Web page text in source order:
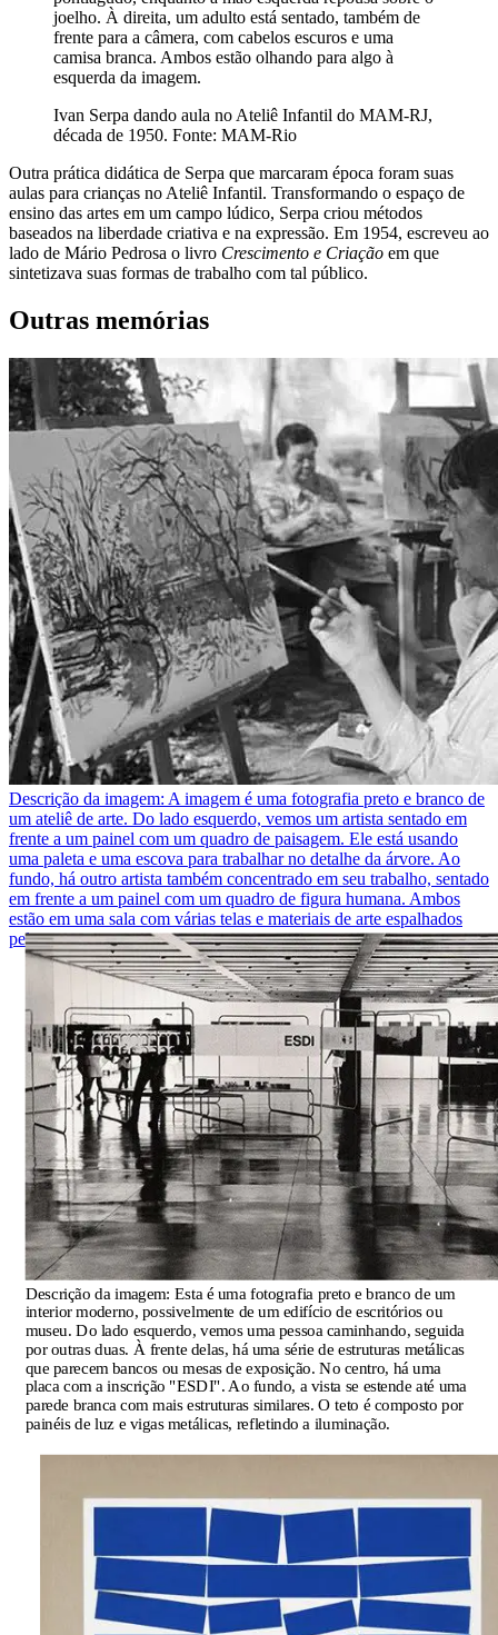
joelho. À direita, um adulto está sentado, também de
frente para a câmera, com cabelos escuros e uma
camisa branca. Ambos estão olhando para algo à
esquerda da imagem.
Ivan Serpa dando aula no Ateliê Infantil do MAM-RJ,
década de 1950. Fonte: MAM-Rio
Outra prática didática de Serpa que marcaram época foram suas
aulas para crianças no Ateliê Infantil. Transformando o espaço de
ensino das artes em um campo lúdico, Serpa criou métodos
baseados na liberdade criativa e na expressão. Em 1954, escreveu ao
lado de Mário Pedrosa o livro Crescimento e Criação em que
sintetizava suas formas de trabalho com tal público.
Outras memórias
Descrição da imagem: A imagem é uma fotografia preto e branco de
um ateliê de arte. Do lado esquerdo, vemos um artista sentado em
frente a um painel com um quadro de paisagem. Ele está usando
uma paleta e uma escova para trabalhar no detalhe da árvore. Ao
fundo, há outro artista também concentrado em seu trabalho, sentado
em frente a um painel com um quadro de figura humana. Ambos
estão em uma sala com várias telas e materiais de arte espalhados
pela mesa.
Descrição da imagem: Esta é uma fotografia preto e branco de um
interior moderno, possivelmente de um edifício de escritórios ou
museu. Do lado esquerdo, vemos uma pessoa caminhando, seguida
por outras duas. À frente delas, há uma série de estruturas metálicas
que parecem bancos ou mesas de exposição. No centro, há uma
placa com a inscrição "ESDI". Ao fundo, a vista se estende até uma
parede branca com mais estruturas similares. O teto é composto por
painéis de luz e vigas metálicas, refletindo a iluminação.